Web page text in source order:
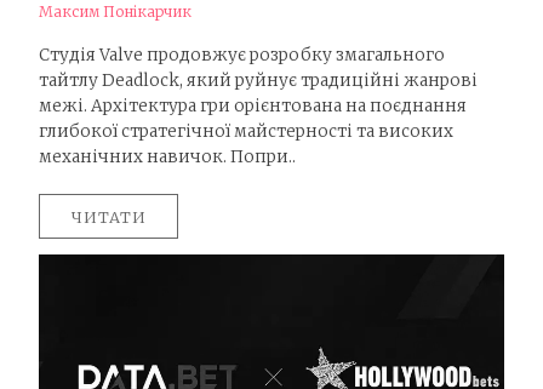
Максим Понікарчик
Студія Valve продовжує розробку змагального
тайтлу Deadlock, який руйнує традиційні жанрові
межі. Архітектура гри орієнтована на поєднання
глибокої стратегічної майстерності та високих
механічних навичок. Попри..
ЧИТАТИ